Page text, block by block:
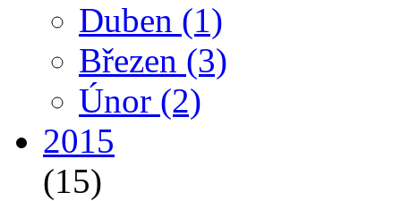
Duben (1)
Březen (3)
Únor (2)
2015
(15)